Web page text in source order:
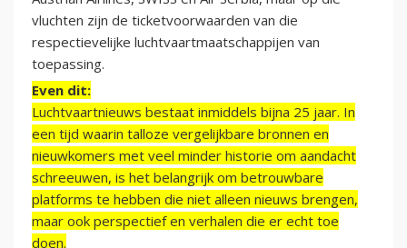
vluchten zijn de ticketvoorwaarden van die
respectievelijke luchtvaartmaatschappijen van
toepassing.
Even dit:
Luchtvaartnieuws bestaat inmiddels bijna 25 jaar. In
een tijd waarin talloze vergelijkbare bronnen en
nieuwkomers met veel minder historie om aandacht
schreeuwen, is het belangrijk om betrouwbare
platforms te hebben die niet alleen nieuws brengen,
maar ook perspectief en verhalen die er echt toe
doen.